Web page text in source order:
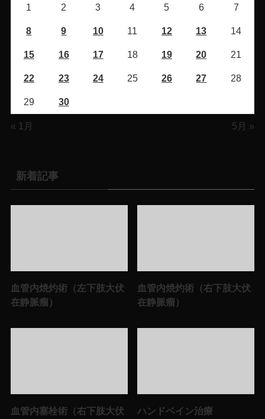
1 2 3 4 5 6 7
8 9 10 11 12 13 14
15 16 17 18 19 20 21
22 23 24 25 26 27 28
29 30
« 1月 5月 »
新着記事
血管内焼灼術（左下肢大伏
在静脈瘤）
血管内焼灼術（右下肢大伏
在静脈瘤）
血管内塞栓術（右下肢大伏 ハンドベイン治療